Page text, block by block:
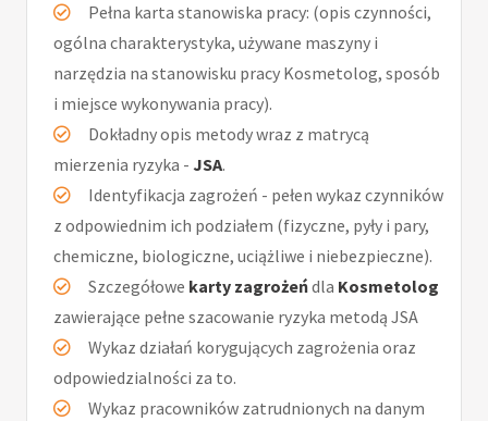
Pełna karta stanowiska pracy: (opis czynności,
ogólna charakterystyka, używane maszyny i
narzędzia na stanowisku pracy Kosmetolog, sposób
i miejsce wykonywania pracy).
Dokładny opis metody wraz z matrycą
mierzenia ryzyka - JSA.
Identyfikacja zagrożeń - pełen wykaz czynników
z odpowiednim ich podziałem (fizyczne, pyły i pary,
chemiczne, biologiczne, uciążliwe i niebezpieczne).
Szczegółowe karty zagrożeńdla Kosmetolog
zawierające pełne szacowanie ryzyka metodą JSA
Wykaz działań korygujących zagrożenia oraz
odpowiedzialności za to.
Wykaz pracowników zatrudnionych na danym